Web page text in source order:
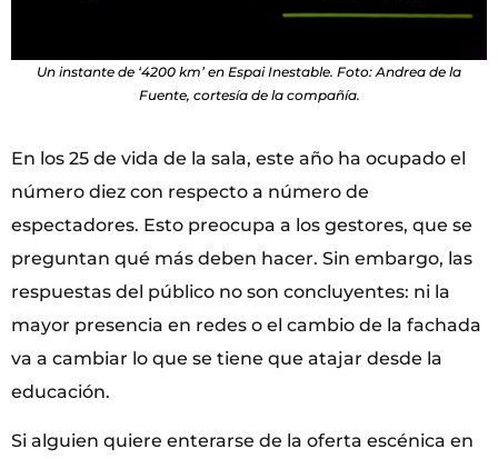
Un instante de ‘4200 km’ en Espai Inestable. Foto: Andrea de la
Fuente, cortesía de la compañía.
En los 25 de vida de la sala, este año ha ocupado el
número diez con respecto a número de
espectadores. Esto preocupa a los gestores, que se
preguntan qué más deben hacer. Sin embargo, las
respuestas del público no son concluyentes: ni la
mayor presencia en redes o el cambio de la fachada
va a cambiar lo que se tiene que atajar desde la
educación.
Si alguien quiere enterarse de la oferta escénica en